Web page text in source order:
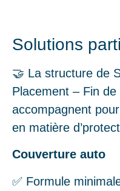
Solutions
🤝 La structure de
Placement – Fin
accompagnent
en matière
Couverture auto
✅ Formule